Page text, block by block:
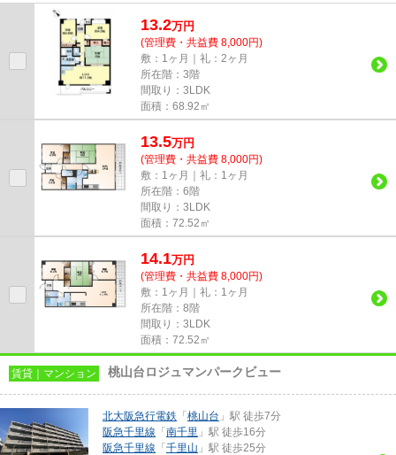
い分けることができます。バス...
13.2万円
(管理費・共益費 8,000円)
敷：1ヶ月｜礼：2ヶ月
所在階：3階
間取り：3LDK
面積：68.92㎡
13.5万円
(管理費・共益費 8,000円)
敷：1ヶ月｜礼：1ヶ月
所在階：6階
間取り：3LDK
面積：72.52㎡
14.1万円
(管理費・共益費 8,000円)
敷：1ヶ月｜礼：1ヶ月
所在階：8階
間取り：3LDK
面積：72.52㎡
賃貸｜マンション 桃山台ロジュマンパークビュー
北大阪急行電鉄 「 桃山台 」駅 徒歩7分
阪急千里線 「 南千里 」駅 徒歩16分
阪急千里線 「 千里山 」駅 徒歩25分